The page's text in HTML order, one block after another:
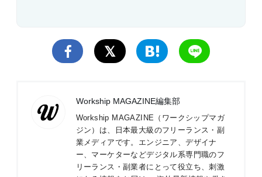
Workship MAGAZINE編集部
Workship MAGAZINE（ワークシップマガ
ジン）は、日本最大級のフリーランス・副
業メディアです。エンジニア、デザイナ
ー、マーケターなどデジタル系専門職のフ
リーランス・副業者にとって役立ち、刺激